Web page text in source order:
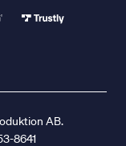
AB.
8641